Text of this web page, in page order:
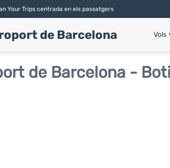
Your Trips centrada en els passatgers
de Barcelona Vols
de Barcelona -